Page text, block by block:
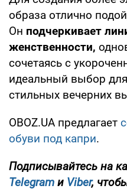
образа отлично
Он подчеркивает
женственности,
сочетаясь с
идеальный выбор
стильных вечерних
OBOZ.UA предлагает
обуви под капри.
Подписывайтесь на
Telegram и Viber,